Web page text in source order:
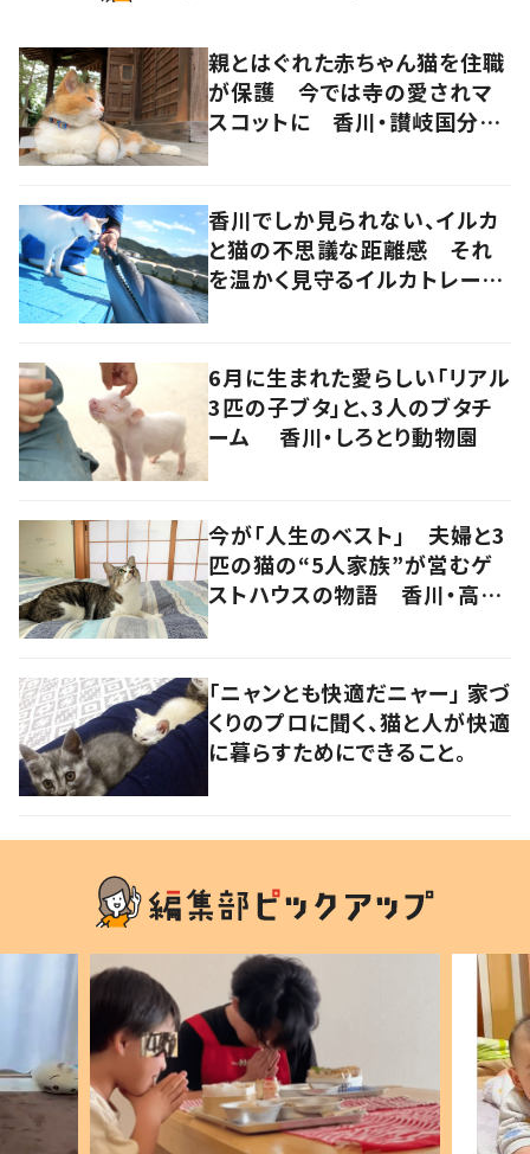
親とはぐれた赤ちゃん猫を住職
が保護 今では寺の愛されマ
スコットに 香川・讃岐国分寺
香川でしか見られない、イルカ
と猫の不思議な距離感 それ
を温かく見守るイルカトレーナ
6月に生まれた愛らしい「リアル
3匹の子ブタ」と、3人のブタチ
ーム 香川・しろとり動物園
今が「人生のベスト」 夫婦と3
匹の猫の“5人家族”が営むゲ
ストハウスの物語 香川・高松
「ニャンとも快適だニャー」 家づ
くりのプロに聞く、猫と人が快適
に暮らすためにできること。